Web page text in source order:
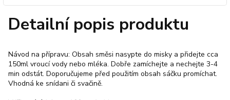
Detailní popis produktu
Návod na přípravu: Obsah směsi nasypte do misky a přidejte cca
150ml vroucí vody nebo mléka. Dobře zamíchejte a nechejte 3-4
min odstát. Doporučujeme před použitím obsah sáčku promíchat.
Vhodná ke snídani či svačině.